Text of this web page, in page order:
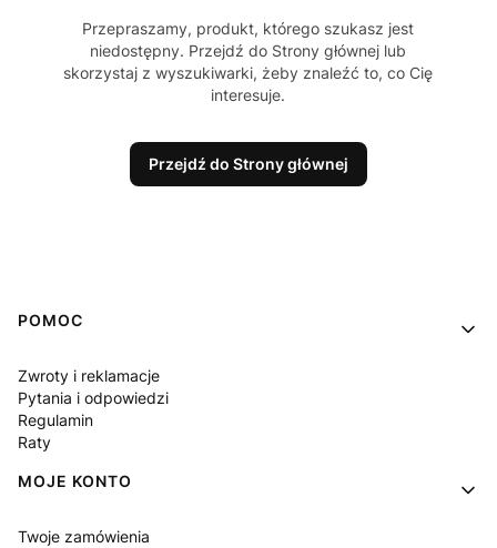
Przepraszamy, produkt, którego szukasz jest
niedostępny. Przejdź do Strony głównej lub
skorzystaj z wyszukiwarki, żeby znaleźć to, co Cię
interesuje.
Przejdź do Strony głównej
Linki w stopce
POMOC
Zwroty i reklamacje
Pytania i odpowiedzi
Regulamin
Raty
MOJE KONTO
Twoje zamówienia